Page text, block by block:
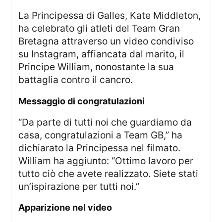
La Principessa di Galles, Kate Middleton,
ha celebrato gli atleti del Team Gran
Bretagna attraverso un video condiviso
su Instagram, affiancata dal marito, il
Principe William, nonostante la sua
battaglia contro il cancro.
Messaggio di congratulazioni
“Da parte di tutti noi che guardiamo da
casa, congratulazioni a Team GB,” ha
dichiarato la Principessa nel filmato.
William ha aggiunto: “Ottimo lavoro per
tutto ciò che avete realizzato. Siete stati
un’ispirazione per tutti noi.”
Apparizione nel video